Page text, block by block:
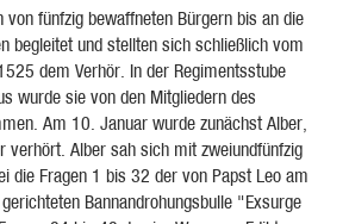
von fünfzig bewaffneten Bürgern bis an die
begleitet und stellten sich schließlich vom
dem Verhör. In der Regimentsstube
wurde sie von den Mitgliedern des
Am 10. Januar wurde zunächst Alber,
verhört. Alber sah sich mit zweiundfünfzig
die Fragen 1 bis 32 der von Papst Leo am
Bannandrohungsbulle "Exsurge